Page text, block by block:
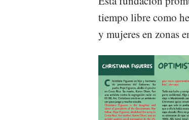
tiempo libre como
y mujeres en zonas